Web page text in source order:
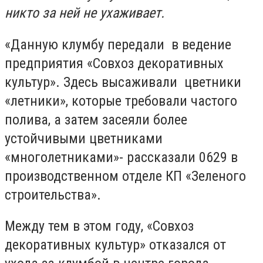
никто за ней не ухаживает.
«Данную клумбу передали в ведение
предприятия «Совхоз декоративных
культур». Здесь высаживали цветники
«летники», которые требовали частого
полива, а затем засеяли более
устойчивыми цветниками
«многолетниками»- рассказали 0629 в
производственном отделе КП «Зеленого
строительства».
Между тем в этом году, «Совхоз
декоративных культур» отказался от